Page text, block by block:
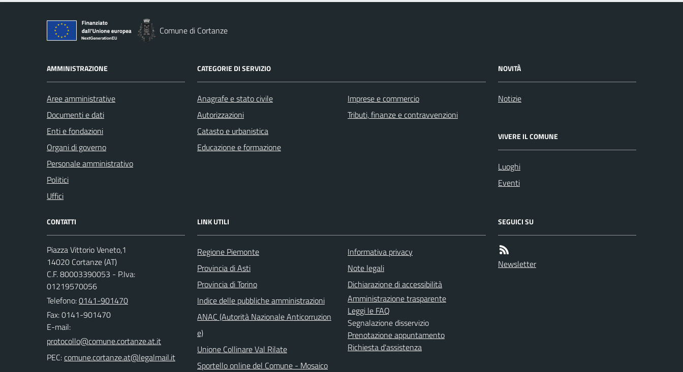
Comune di Cortanze
AMMINISTRAZIONE
Aree amministrative
Documenti e dati
Enti e fondazioni
Organi di governo
Personale amministrativo
Politici
Uffici
CATEGORIE DI SERVIZIO
Anagrafe e stato civile
Autorizzazioni
Catasto e urbanistica
Educazione e formazione
Imprese e commercio
Tributi, finanze e contravvenzioni
NOVITÀ
Notizie
VIVERE IL COMUNE
Luoghi
Eventi
CONTATTI
Piazza Vittorio Veneto,1
14020 Cortanze (AT)
C.F. 80003390053 - P.Iva:
01219570056
Telefono:0141-901470
Fax: 0141-901470
E-mail:
PEC:
LINK UTILI
Regione Piemonte
Provincia di Asti
Provincia di Torino
Indice delle pubbliche amministrazioni
ANAC (Autorità Nazionale Anticorruzion
e)
Unione Collinare Val Rilate
Sportello online del Comune - Mosaico
Informativa privacy
Note legali
Dichiarazione di accessibilità
Amministrazione trasparente
Leggi le FAQ
Segnalazione disservizio
Prenotazione appuntamento
Richiesta d'assistenza
SEGUICI SU
Newsletter